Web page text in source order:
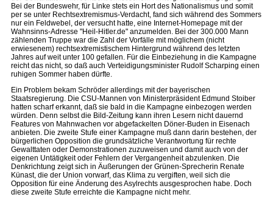
Bei der Bundeswehr, für Linke stets ein Hort des Nationalismus und somit
per se unter Rechtsextremismus-Verdacht, fand sich während des Sommers
nur ein Feldwebel, der versucht hatte, eine Internet-Homepage mit der
Wahnsinns-Adresse "Heil-Hitler.de" anzumelden. Bei der 300.000 Mann
zählenden Truppe war die Zahl der Vorfälle mit möglichem (nicht
erwiesenem) rechtsextremistischem Hintergrund während des letzten
Jahres auf weit unter 100 gefallen. Für die Einbeziehung in die Kampagne
reicht das nicht, so daß auch Verteidigungsminister Rudolf Scharping einen
ruhigen Sommer haben dürfte.
Ein Problem bekam Schröder allerdings mit der bayerischen
Staatsregierung. Die CSU-Mannen von Ministerpräsident Edmund Stoiber
hatten scharf erkannt, daß sie bald in die Kampagne einbezogen werden
würden. Denn selbst die Bild-Zeitung kann ihren Lesern nicht dauernd
Features von Mahnwachen vor abgefackelten Döner-Buden in Eisenach
anbieten. Die zweite Stufe einer Kampagne muß dann darin bestehen, der
bürgerlichen Opposition die grundsätzliche Verantwortung für rechte
Gewalttaten oder Demonstrationen zuzuweisen und damit auch von der
eigenen Untätigkeit oder Fehlern der Vergangenheit abzulenken. Die
Denkrichtung zeigt sich in Äußerungen der Grünen-Sprecherin Renate
Künast, die der Union vorwarf, das Klima zu vergiften, weil sich die
Opposition für eine Änderung des Asylrechts ausgesprochen habe. Doch
diese zweite Stufe erreichte die Kampagne nicht mehr.